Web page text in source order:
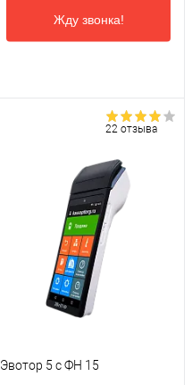
Жду звонка!
22 отзыва
Эвотор 5 с ФН 15